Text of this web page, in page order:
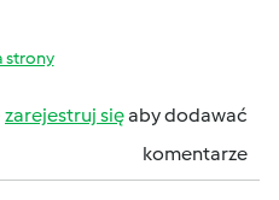
strony
zarejestruj sięaby dodawać
komentarze